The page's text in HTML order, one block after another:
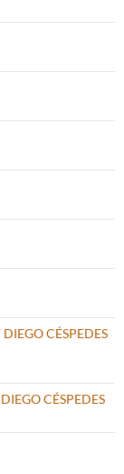
CÉSPEDES
CÉSPEDES